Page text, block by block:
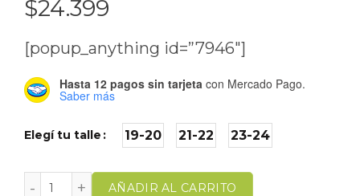
$24.399
[popup_anything id=”7946″]
Hasta 12 pagos sin tarjeta con Mercado Pago.
Saber más
Elegí tu talle 19-20 21-22 23-24
AÑADIR AL CARRITO